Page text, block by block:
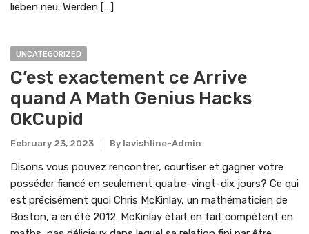
lieben neu. Werden […]
UNCATEGORIZED
C’est exactement ce Arrive
quand A Math Genius Hacks
OkCupid
February 23, 2023 By Lavishline-Admin
Disons vous pouvez rencontrer, courtiser et gagner votre
posséder fiancé en seulement quatre-vingt-dix jours? Ce qui
est précisément quoi Chris McKinlay, un mathématicien de
Boston, a en été 2012. McKinlay était en fait compétent en